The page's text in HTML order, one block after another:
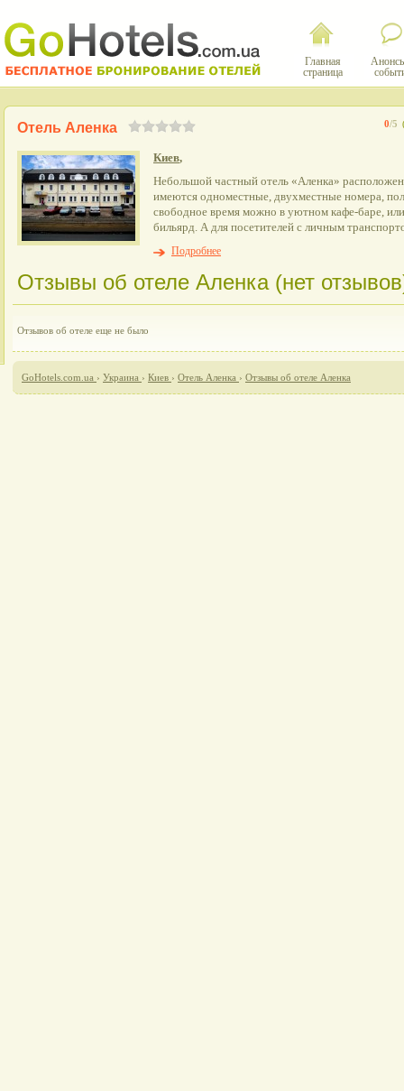
Главная
страница
0/5
Отель Аленка
Киев,
Небольшой частный отель «Аленка»
имеются одноместные, двухместные номера,
свободное время можно в уютном кафе-баре,
бильярд. А для посетителей с личным
Подробнее
Отзывы об отеле Аленка (нет
Отзывов об отеле еще не было
GoHotels.com.ua › Украина › Киев › Отель Аленка › Отзывы об отеле Аленка